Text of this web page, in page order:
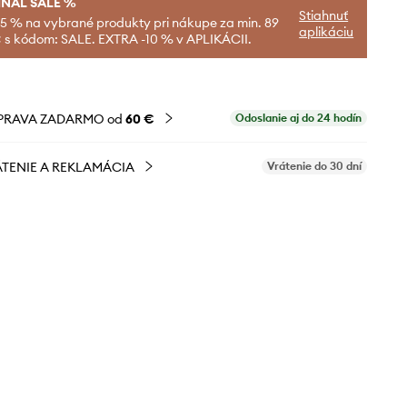
% na vybrané produkty pri nákupe za min. 89
kódom: SALE. EXTRA -10 % v APLIKÁCII.
Stiahnuť
aplikáciu
ZADARMO od 60 € Odoslanie aj do 24 hodín
A REKLAMÁCIA Vrátenie do 30 dní